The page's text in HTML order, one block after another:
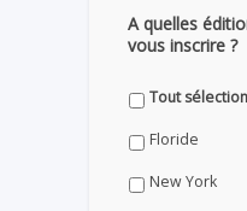
A quelles
vous inscrire ?
Tout
Floride
New York